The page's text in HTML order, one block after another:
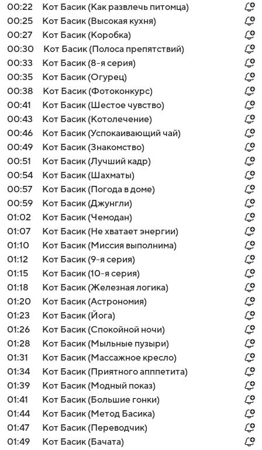
00:22
Кот Басик (Как развлечь питомца)
00:25
Кот Басик (Высокая кухня)
00:27
Кот Басик (Коробка)
00:30
Кот Басик (Полоса препятствий)
00:33
Кот Басик (8-я серия)
00:35
Кот Басик (Огурец)
00:38
Кот Басик (Фотоконкурс)
00:41
Кот Басик (Шестое чувство)
00:43
Кот Басик (Котолечение)
00:46
Кот Басик (Успокаивающий чай)
00:49
Кот Басик (Знакомство)
00:51
Кот Басик (Лучший кадр)
00:54
Кот Басик (Шахматы)
00:57
Кот Басик (Погода в доме)
00:59
Кот Басик (Джунгли)
01:02
Кот Басик (Чемодан)
01:07
Кот Басик (Не хватает энергии)
01:10
Кот Басик (Миссия выполнима)
01:12
Кот Басик (9-я серия)
01:15
Кот Басик (10-я серия)
01:18
Кот Басик (Железная логика)
01:20
Кот Басик (Астрономия)
01:23
Кот Басик (Йога)
01:26
Кот Басик (Спокойной ночи)
01:28
Кот Басик (Мыльные пузыри)
01:31
Кот Басик (Массажное кресло)
01:34
Кот Басик (Приятного апппетита)
01:39
Кот Басик (Модный показ)
01:41
Кот Басик (Большие гонки)
01:44
Кот Басик (Метод Басика)
01:47
Кот Басик (Переводчик)
01:49
Кот Басик (Бачата)